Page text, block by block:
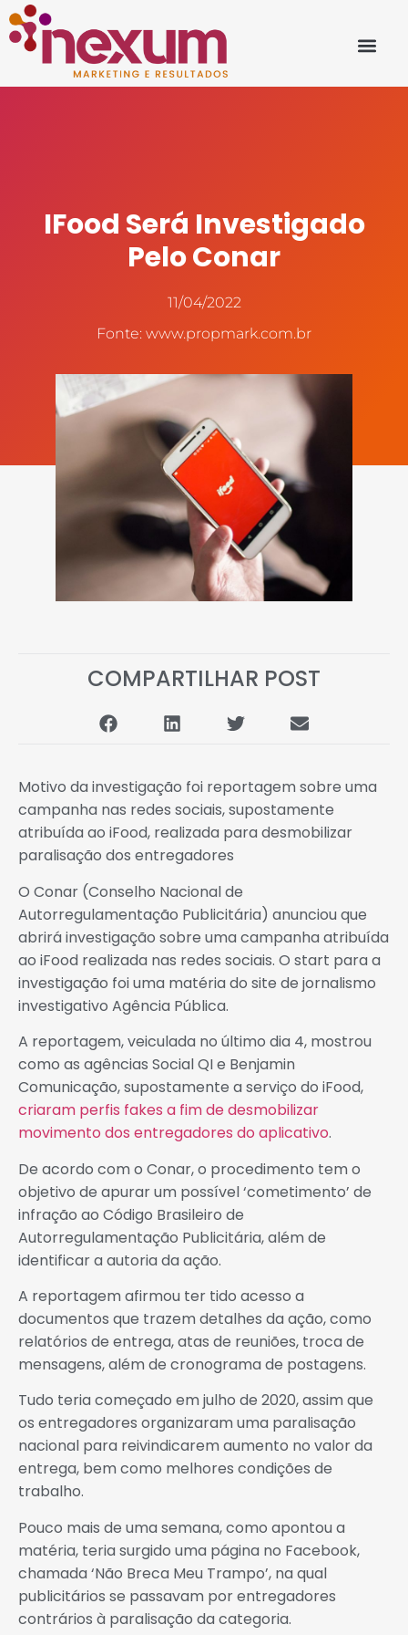
IFood Será Investigado
Pelo Conar
11/04/2022
Fonte: www.propmark.com.br
COMPARTILHAR POST
Motivo da investigação foi reportagem sobre uma
campanha nas redes sociais, supostamente
atribuída ao iFood, realizada para desmobilizar
paralisação dos entregadores
O Conar (Conselho Nacional de
Autorregulamentação Publicitária) anunciou que
abrirá investigação sobre uma campanha atribuída
ao iFood realizada nas redes sociais. O start para a
investigação foi uma matéria do site de jornalismo
investigativo Agência Pública.
A reportagem, veiculada no último dia 4, mostrou
como as agências Social QI e Benjamin
Comunicação, supostamente a serviço do iFood,
criaram perfis fakes a fim de desmobilizar
movimento dos entregadores do aplicativo.
De acordo com o Conar, o procedimento tem o
objetivo de apurar um possível ‘cometimento’ de
infração ao Código Brasileiro de
Autorregulamentação Publicitária, além de
identificar a autoria da ação.
A reportagem afirmou ter tido acesso a
documentos que trazem detalhes da ação, como
relatórios de entrega, atas de reuniões, troca de
mensagens, além de cronograma de postagens.
Tudo teria começado em julho de 2020, assim que
os entregadores organizaram uma paralisação
nacional para reivindicarem aumento no valor da
entrega, bem como melhores condições de
trabalho.
Pouco mais de uma semana, como apontou a
matéria, teria surgido uma página no Facebook,
chamada ‘Não Breca Meu Trampo’, na qual
publicitários se passavam por entregadores
contrários à paralisação da categoria.